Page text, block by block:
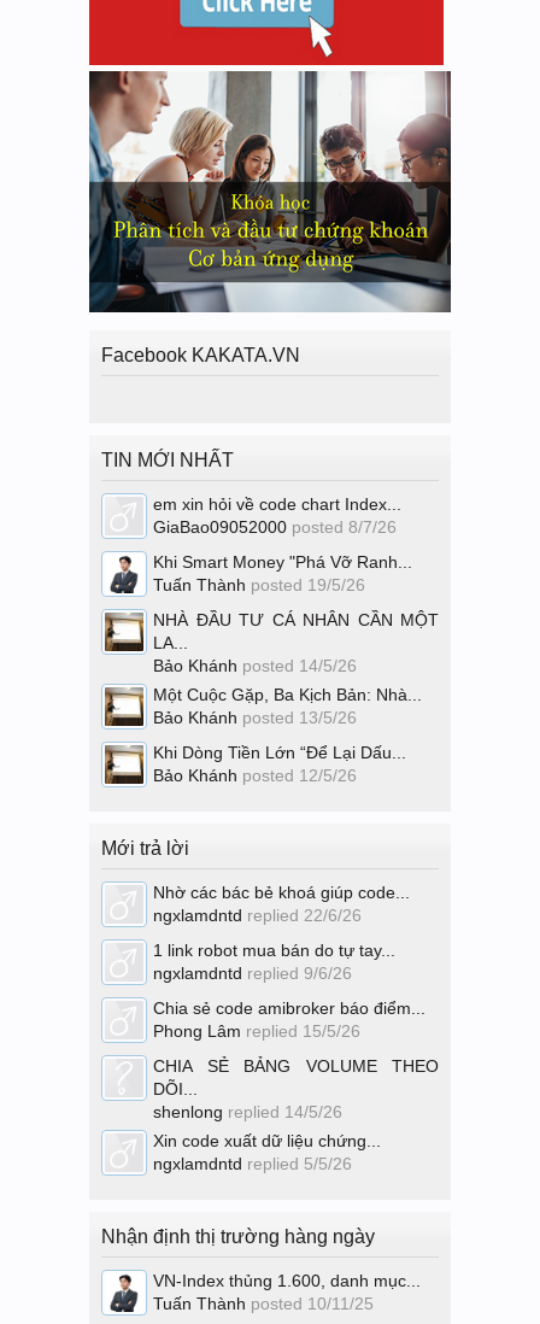
Facebook KAKATA.VN
TIN MỚI NHẤT
em xin hỏi về code chart Index...
GiaBao09052000 posted 8/7/26
Khi Smart Money "Phá Vỡ Ranh...
Tuấn Thành posted 19/5/26
NHÀ ĐẦU TƯ CÁ NHÂN CẦN MỘT
LA...
Bảo Khánh posted 14/5/26
Một Cuộc Gặp, Ba Kịch Bản: Nhà...
Bảo Khánh posted 13/5/26
Khi Dòng Tiền Lớn “Để Lại Dấu...
Bảo Khánh posted 12/5/26
Mới trả lời
Nhờ các bác bẻ khoá giúp code...
ngxlamdntd replied 22/6/26
1 link robot mua bán do tự tay...
ngxlamdntd replied 9/6/26
Chia sẻ code amibroker báo điểm...
Phong Lâm replied 15/5/26
CHIA SẺ BẢNG VOLUME THEO
DÕI...
shenlong replied 14/5/26
Xin code xuất dữ liệu chứng...
ngxlamdntd replied 5/5/26
Nhận định thị trường hàng ngày
VN-Index thủng 1.600, danh mục...
Tuấn Thành posted 10/11/25